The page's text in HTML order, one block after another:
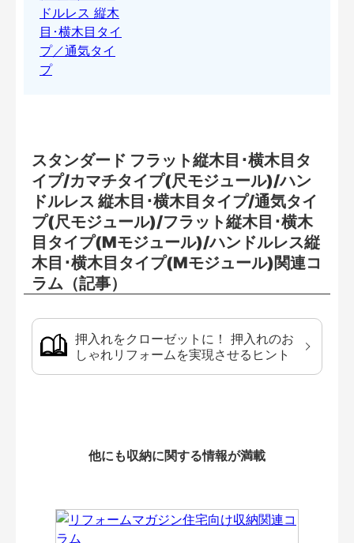
スタンダード フラット縦木目･横木目タ
イプ/カマチタイプ(尺モジュール)/ハン
ドルレス 縦木目･横木目タイプ/通気タイ
プ(尺モジュール)/フラット縦木目･横木
目タイプ(Mモジュール)/ハンドルレス縦
木目･横木目タイプ(Mモジュール)関連コ
ラム（記事）
押入れをクローゼットに！ 押入れのお
しゃれリフォームを実現させるヒント
他にも収納に関する情報が満載